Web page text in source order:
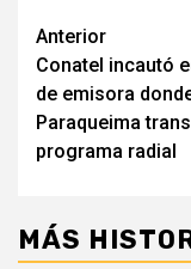
de
Anterior
Conatel incautó
de emisora
Paraqueima
programa radial
MÁS